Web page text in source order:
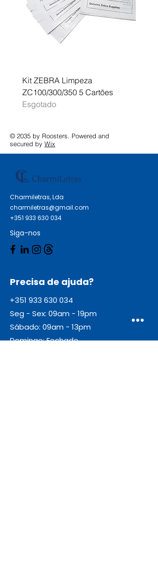
Kit ZEBRA Limpeza
ZC100/300/350 5 Cartões
Esgotado
© 2035 by Roosters. Powered and
secured by Wix
Charmiletras, Lda
charmiletras@gmail.com
+351 933 630 034
Siga-nos
Precisa de ajuda?
+351 933 630 034
Seg - Sex: 09am - 19pm
Sábado: 09am - 13pm
Domingo: Fechado